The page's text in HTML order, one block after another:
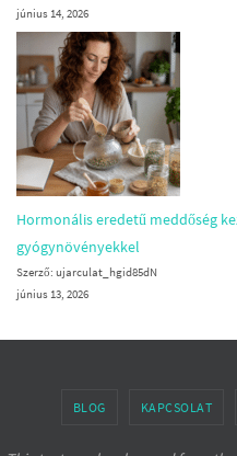
június 14, 2026
Hormonális eredetű meddőség
gyógynövényekkel
Szerző: ujarculat_hgid85dN
június 13, 2026
BLOG KAPCSOLAT